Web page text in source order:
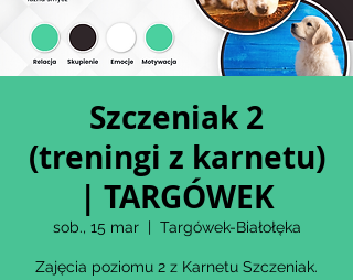
Szczeniak 2
(treningi z karnetu)
| TARGÓWEK
sob., 15 mar
  |
Targówek-Białołęka
Zajęcia poziomu 2 z Karnetu Szczeniak.